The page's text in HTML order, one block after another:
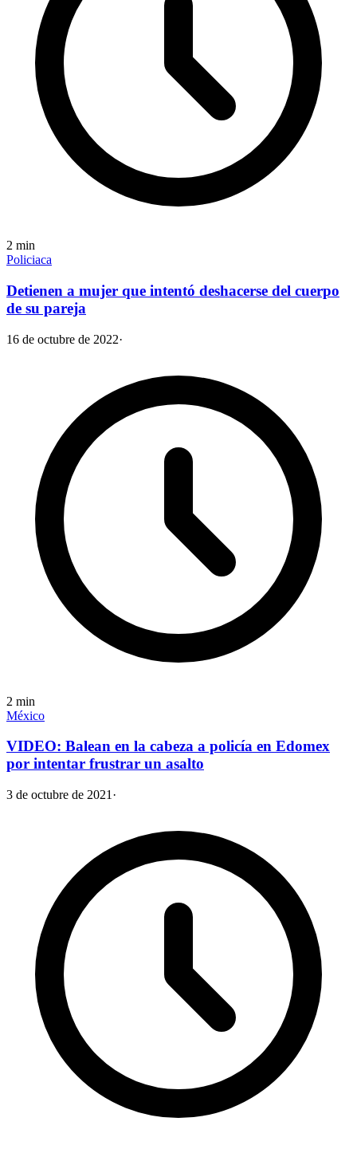
2 min
Policiaca
Detienen a mujer que intentó deshacerse del cuerpo
de su pareja
16 de octubre de 2022·
2 min
México
VIDEO: Balean en la cabeza a policía en Edomex
por intentar frustrar un asalto
3 de octubre de 2021 ·